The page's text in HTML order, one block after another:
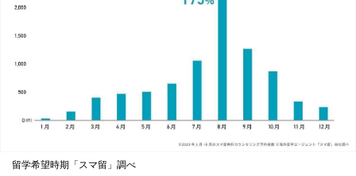
留学希望時期「スマ留」調べ